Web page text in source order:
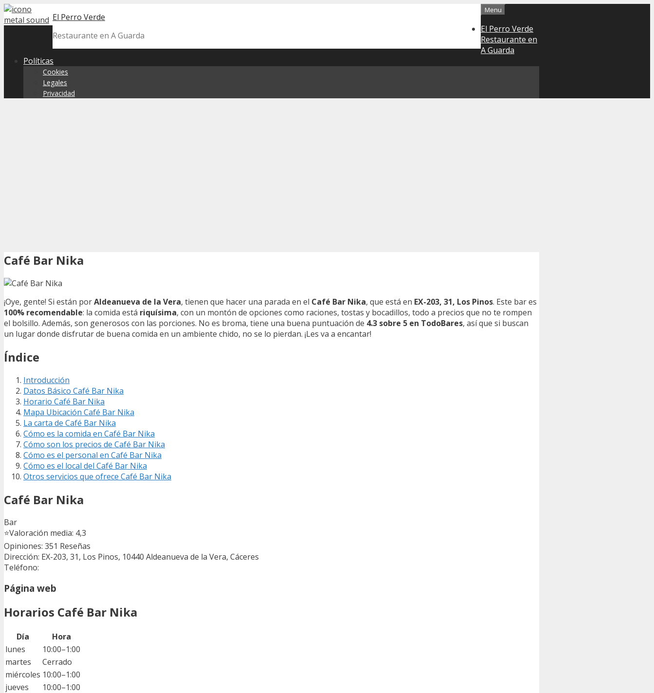
Skip
to
El Perro Verde
Restaurante en A Guarda
Menu
El Perro Verde
Restaurante en
A Guarda
Políticas
Cookies
Legales
Privacidad
Café Bar Nika
¡Oye, gente! Si están porAldeanueva de la Vera, tienen que hacer una parada en el Café Bar Nika, que está en EX-203, 31, Los Pinos. Este bar es
100% recomendable: la comida está riquísima, con un montón de opciones como raciones, tostas y bocadillos, todo a precios que no te rompen
el bolsillo. Además, son generosos con las porciones. No es broma, tiene una buena puntuación de 4.3 sobre 5 en TodoBares, así que si buscan
un lugar donde disfrutar de buena comida en un ambiente chido, no se lo pierdan. ¡Les va a encantar!
Índice
Introducción
Datos Básico Café Bar Nika
Horario Café Bar Nika
Mapa Ubicación Café Bar Nika
La carta de Café Bar Nika
Cómo es la comida en Café Bar Nika
Cómo son los precios de Café Bar Nika
Cómo es el personal en Café Bar Nika
Cómo es el local del Café Bar Nika
Otros servicios que ofrece Café Bar Nika
Café Bar Nika
Bar
⭐Valoración media: 4,3
Opiniones: 351 Reseñas
Dirección: EX-203, 31, Los Pinos, 10440 Aldeanueva de la Vera, Cáceres
Teléfono:
Página web
Horarios Café Bar Nika
Día
Hora
lunes
10:00–1:00
martes
Cerrado
miércoles 10:00–1:00
jueves
10:00–1:00